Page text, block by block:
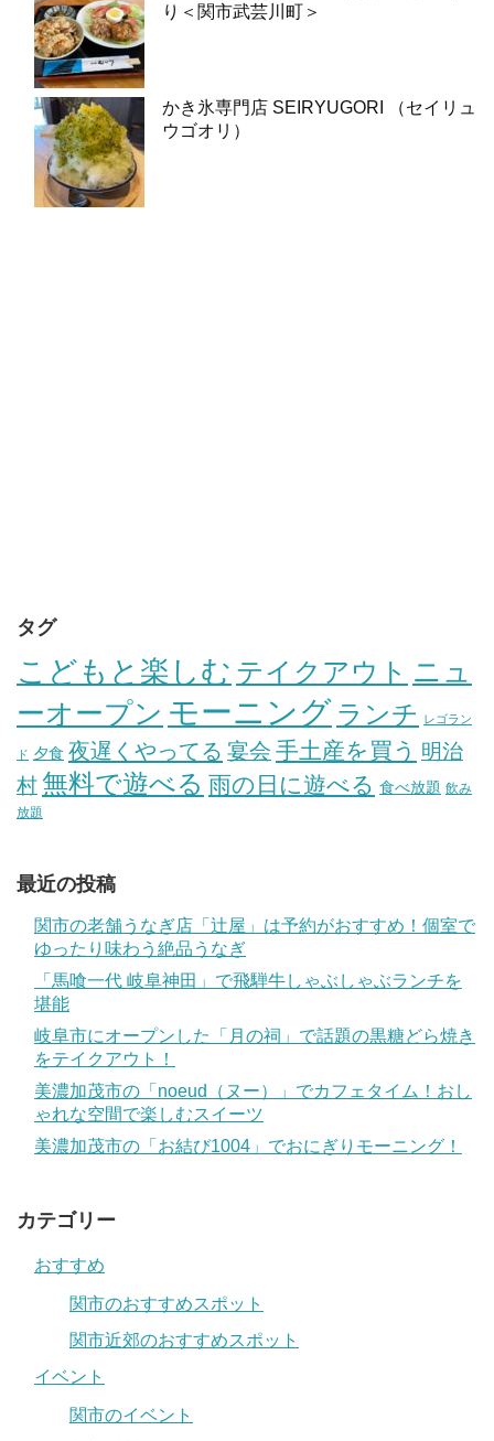
り＜関市武芸川町＞
かき氷専門店 SEIRYUGORI （セイリュ
ウゴオリ）
タグ
こどもと楽しむ テイクアウト ニュ
ーオープン モーニング ランチ レゴラン
ド 夕食 夜遅くやってる 宴会 手土産を買う 明治
村無料で遊べる 雨の日に遊べる 食べ放題 飲み
放題
最近の投稿
関市の老舗うなぎ店「辻屋」は予約がおすすめ！個室で
ゆったり味わう絶品うなぎ
「馬喰一代 岐阜神田」で飛騨牛しゃぶしゃぶランチを
堪能
岐阜市にオープンした「月の祠」で話題の黒糖どら焼き
をテイクアウト！
美濃加茂市の「noeud（ヌー）」でカフェタイム！おし
ゃれな空間で楽しむスイーツ
美濃加茂市の「お結び1004」でおにぎりモーニング！
カテゴリー
おすすめ
関市のおすすめスポット
関市近郊のおすすめスポット
イベント
関市のイベント